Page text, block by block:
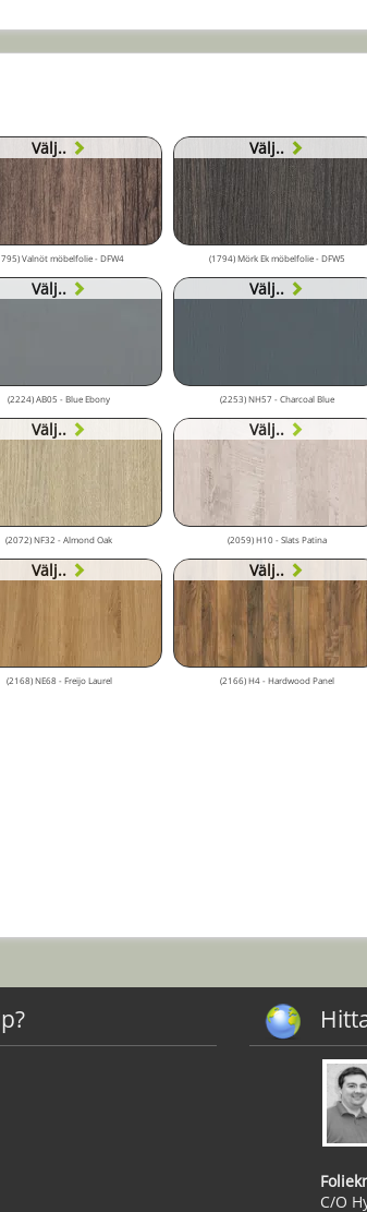
Välj..
Valnöt möbelfolie - DFW4
Välj..
(1794) Mörk Ek möbelfolie - DFW5
Välj..
(2224) AB05 - Blue Ebony
Välj..
(2253) NH57 - Charcoal Blue
Välj..
(2072) NF32 - Almond Oak
Välj..
(2059) H10 - Slats Patina
Välj..
(2168) NE68 - Freijo Laurel
Välj..
(2166) H4 - Hardwood Panel
C/O